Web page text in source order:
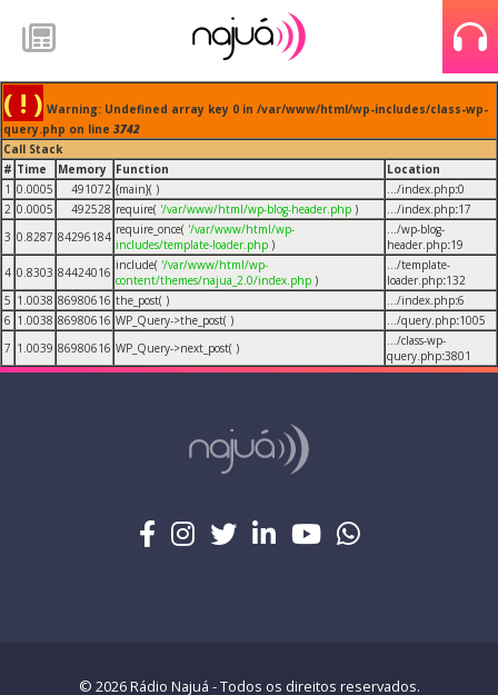
( ! ) Warning: Undefined array key 0 in /var/www/html/wp-includes/class-wp-
query.php on line 3742
Call Stack
# Time Memory Function
Location
1 0.0005 491072 {main}( ) .../index.php:0
2 0.0005 492528 require( '/var/www/html/wp-blog-header.php ) .../index.php:17
3 0.8287 84296184 require_once( '/var/www/html/wp-
includes/template-loader.php )
.../wp-blog-
header.php:19
4 0.8303 84424016 include( '/var/www/html/wp-
content/themes/najua_2.0/index.php )
.../template-
loader.php:132
5 1.0038 86980616 the_post( ) .../index.php:6
6 1.0038 86980616 WP_Query->the_post( ) .../query.php:1005
7 1.0039 86980616 WP_Query->next_post( )
.../class-wp-
query.php:3801
© 2026 Rádio Najuá - Todos os direitos reservados.